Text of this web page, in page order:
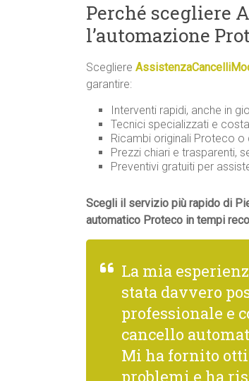
Perché scegliere
l’automazione
Scegliere
garantire:
Interventi rapidi, anche in
Tecnici specializzati e
Ricambi originali Proteco
Prezzi chiari e trasparenti,
Preventivi gratuiti per
Scegli il servizio più rapido di
automatico Proteco in tempi
La mia
stata davvero
professionale e
cancello
Mi ha fornito
problemi e ha